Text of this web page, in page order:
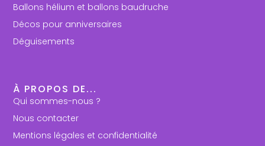
Ballons hélium et ballons baudruche
Décos pour anniversaires
Déguisements
À PROPOS DE...
Qui sommes-nous ?
Nous contacter
Mentions légales et confidentialité